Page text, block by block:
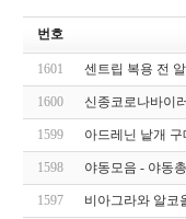
번호
1601 센트립 복용 전
1600 신종코로나바이
1599 아드레닌 낱개
1598 야동모음 - 야동
1597 비아그라와 알코